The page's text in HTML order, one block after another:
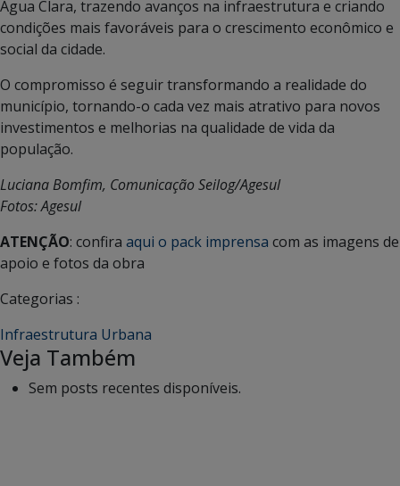
Água Clara, trazendo avanços na infraestrutura e criando
condições mais favoráveis para o crescimento econômico e
social da cidade.
O compromisso é seguir transformando a realidade do
município, tornando-o cada vez mais atrativo para novos
investimentos e melhorias na qualidade de vida da
população.
Luciana Bomfim, Comunicação Seilog/Agesul
Fotos: Agesul
ATENÇÃO: confira aqui o pack imprensa com as imagens de
apoio e fotos da obra
Categorias :
Infraestrutura Urbana
Veja Também
Sem posts recentes disponíveis.